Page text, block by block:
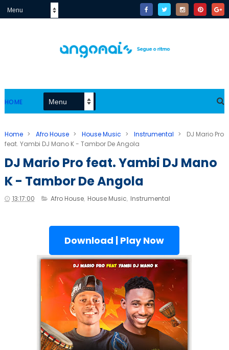
HOME
Home > Afro House > House Music > Instrumental >
DJ Mario Pro
feat. Yambi DJ Mano K - Tambor De Angola
DJ Mario Pro feat. Yambi DJ Mano
K - Tambor De Angola
13:17:00 Afro House, House Music, Instrumental
Download | Play Now